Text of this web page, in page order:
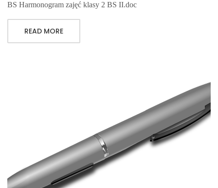
BS Harmonogram zajęć klasy 2 BS II.doc
READ MORE